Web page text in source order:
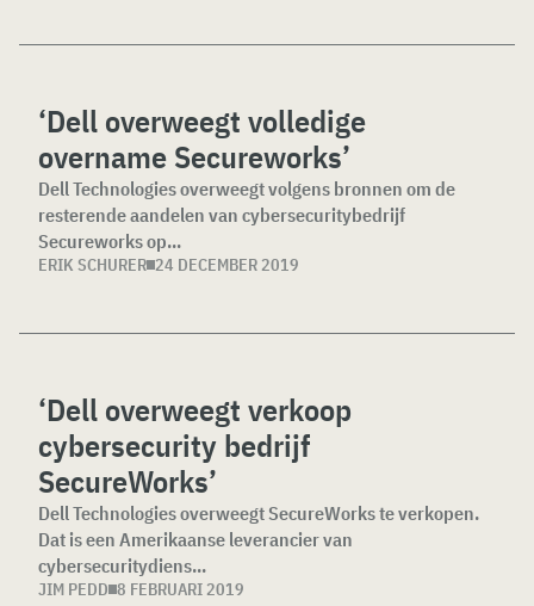
‘Dell overweegt volledige
overname Secureworks’
Dell Technologies overweegt volgens bronnen om de
resterende aandelen van cybersecuritybedrijf
Secureworks op...
ERIK SCHURER 24 DECEMBER 2019
‘Dell overweegt verkoop
cybersecurity bedrijf
SecureWorks’
Dell Technologies overweegt SecureWorks te verkopen.
Dat is een Amerikaanse leverancier van
cybersecuritydiens...
JIM PEDD 8 FEBRUARI 2019